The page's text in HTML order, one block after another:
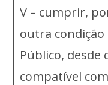
V – cumprir,
outra
Público,
compatível